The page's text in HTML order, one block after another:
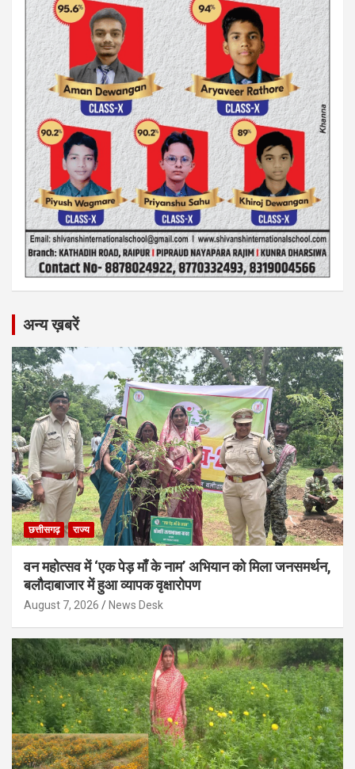
अन्य ख़बरें
छत्तीसगढ़ राज्य
वन महोत्सव में ‘एक पेड़ माँ के नाम’ अभियान को मिला जनसमर्थन,
बलौदाबाजार में हुआ व्यापक वृक्षारोपण
August 7, 2026 News Desk